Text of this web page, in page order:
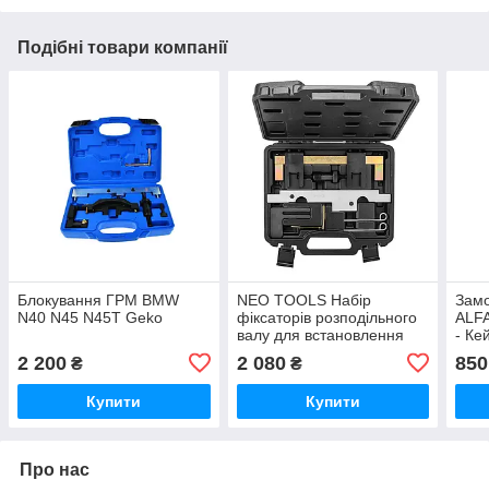
Подібні товари компанії
Блокування ГРМ BMW
N40 N45 N45T Geko
2 200 ₴
Купити
NEO TOOLS Набір
фіксаторів розподільного
валу для встановлення
двигуни BMW
2 080₴
Купити
-
850
Про нас